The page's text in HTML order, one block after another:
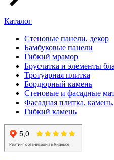
Каталог
Стеновые панели, декор
Бамбуковые панели
Гибкий мрамор
Брусчатка и элементы
Тротуарная плитка
Бордюрный камень
Стеновые и фасадные
Фасадная плитка,
Гибкий камень